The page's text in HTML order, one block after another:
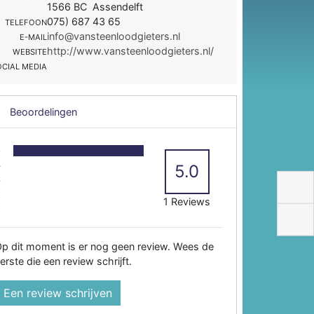
1566 BC Assendelft
TELEFOON075) 687 43 65
E-MAILinfo@vansteenloodgieters.nl
WEBSITEhttp://www.vansteenloodgieters.nl/
MEDIA
Beoordelingen
5.0
1 Reviews
dit moment is er nog geen review. Wees de
die een review schrijft.
Een review schrijven